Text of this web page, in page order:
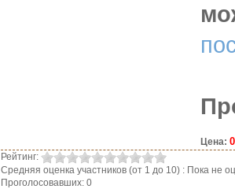
Цена:
Рейтинг:
Средняя оценка участников (от 1 до 10) : Пока не
Проголосовавших: 0